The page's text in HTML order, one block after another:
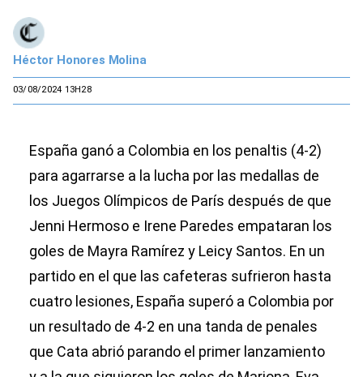
Héctor Honores Molina
03/08/2024 13H28
España ganó a Colombia en los penaltis (4-2)
para agarrarse a la lucha por las medallas de
los Juegos Olímpicos de París después de que
Jenni Hermoso e Irene Paredes empataran los
goles de Mayra Ramírez y Leicy Santos. En un
partido en el que las cafeteras sufrieron hasta
cuatro lesiones, España superó a Colombia por
un resultado de 4-2 en una tanda de penales
que Cata abrió parando el primer lanzamiento